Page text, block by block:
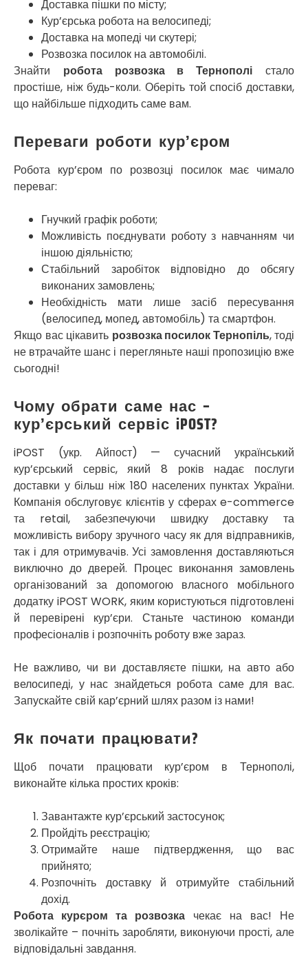
Доставка пішки по місту;
Кур’єрська робота на велосипеді;
Доставка на мопеді чи скутері;
Розвозка посилок на автомобілі.
Знайти робота розвозка в Тернополі стало
простіше, ніж будь-коли. Оберіть той спосіб доставки,
що найбільше підходить саме вам.
Переваги роботи кур’єром
Робота кур’єром по розвозці посилок має чимало
переваг:
Гнучкий графік роботи;
Можливість поєднувати роботу з навчанням чи
іншою діяльністю;
Стабільний заробіток відповідно до обсягу
виконаних замовлень;
Необхідність мати лише засіб пересування
(велосипед, мопед, автомобіль) та смартфон.
Якщо вас цікавить розвозка посилок Тернопіль, тоді
не втрачайте шанс і перегляньте наші пропозицію вже
сьогодні!
Чому обрати саме нас –
кур’єрський сервіс iPOST?
iPOST (укр. Айпост) — сучасний український
кур’єрський сервіс, який 8 років надає послуги
доставки у більш ніж 180 населених пунктах України.
Компанія обслуговує клієнтів у сферах e-commerce
та retail, забезпечуючи швидку доставку та
можливість вибору зручного часу як для відправників,
так і для отримувачів. Усі замовлення доставляються
виключно до дверей. Процес виконання замовлень
організований за допомогою власного мобільного
додатку iPOST WORK, яким користуються підготовлені
й перевірені кур’єри. Станьте частиною команди
професіоналів і розпочніть роботу вже зараз.
Не важливо, чи ви доставляєте пішки, на авто або
велосипеді, у нас знайдеться робота саме для вас.
Запускайте свій кар’єрний шлях разом із нами!
Як почати працювати?
Щоб почати працювати кур’єром в Тернополі,
виконайте кілька простих кроків:
Завантажте кур’єрський застосунок;
Пройдіть реєстрацію;
Отримайте наше підтвердження, що вас
прийнято;
Розпочніть доставку й отримуйте стабільний
дохід.
Робота курєром та розвозка чекає на вас! Не
зволікайте – почніть заробляти, виконуючи прості, але
відповідальні завдання.
Миколаїв
Нікополь
Новоолександрівка
Новомосковськ
Новосілки
Нововолинськ
Обухів
Обухівка
Острог
Павлоград
Переяслав
Первомайськ
Петриків
Петропавлівська Борщагівка
Підгородне
Погреби
Покров
Полтава
Прилуки
Путивль
П’ятихатки
Роздільна
Решетилівка
Ромни
Рівне
Рудне
Самбір
Щасливе
Шепетівка
Шостка
Шпола
Синельникове
Славута
Славутич
Слобожанське
Сміла
Софіївська Борщагівка
Сокільники
Старокостянтинів
Старі Петрівці
Стебник
Стрий
Суми
Світловодськ
Святопетрівське
Тарасівка
Тернопіль
Тернівка
Трускавець
Тульчин
Українка
Умань
Ужгород
Узин
Васильків